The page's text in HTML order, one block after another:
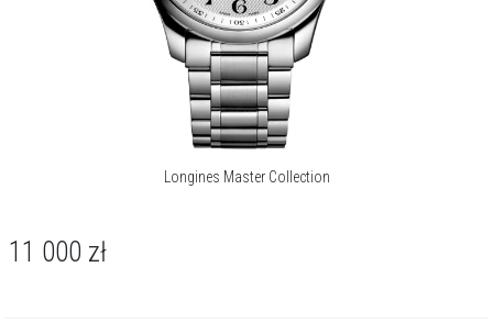
Longines Master Collection
11 000 zł